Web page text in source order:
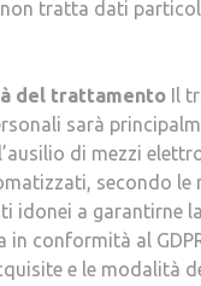
non tratta dati
del trattamento Il
sarà
di mezzi
secondo le
idonei a garantirne
in conformità al
e le modalità